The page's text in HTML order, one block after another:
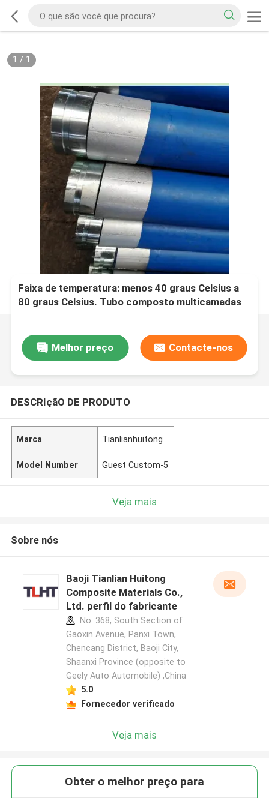
1 / 1
Faixa de temperatura: menos 40 graus Celsius a
80 graus Celsius. Tubo composto multicamadas
Melhor preço
Contacte-nos
DESCRIçãO DE PRODUTO
Marca Tianlianhuitong
Model Number Guest Custom-5
Veja mais
Sobre nós
Baoji Tianlian Huitong
Composite Materials Co.,
Ltd. perfil do fabricante
No. 368, South Section of
Gaoxin Avenue, Panxi Town,
Chencang District, Baoji City,
Shaanxi Province (opposite to
Geely Auto Automobile) ,China
5.0
Fornecedor verificado
Veja mais
Obter o melhor preço para